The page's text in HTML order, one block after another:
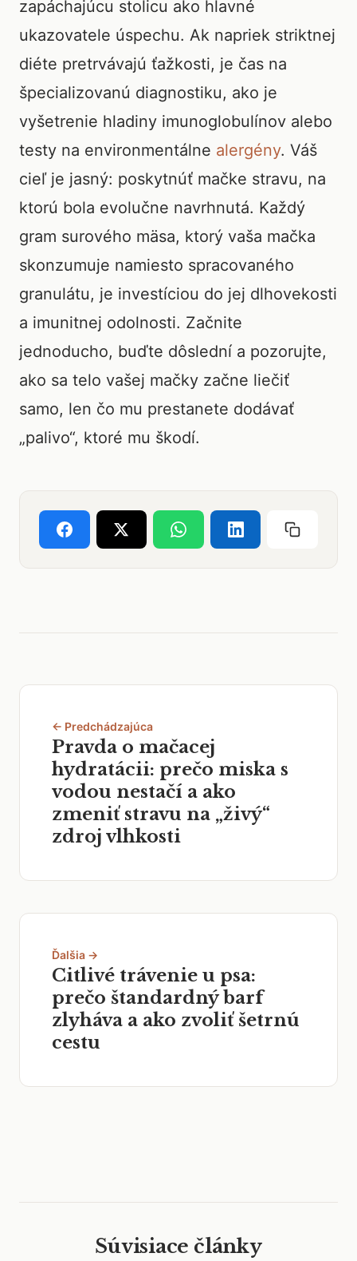
zapáchajúcu stolicu ako hlavné
ukazovatele úspechu. Ak napriek striktnej
diéte pretrvávajú ťažkosti, je čas na
špecializovanú diagnostiku, ako je
vyšetrenie hladiny imunoglobulínov alebo
testy na environmentálne alergény. Váš
cieľ je jasný: poskytnúť mačke stravu, na
ktorú bola evolučne navrhnutá. Každý
gram surového mäsa, ktorý vaša mačka
skonzumuje namiesto spracovaného
granulátu, je investíciou do jej dlhovekosti
a imunitnej odolnosti. Začnite
jednoducho, buďte dôslední a pozorujte,
ako sa telo vašej mačky začne liečiť
samo, len čo mu prestanete dodávať
„palivo“, ktoré mu škodí.
← Predchádzajúca
Pravda o mačacej
hydratácii: prečo miska s
vodou nestačí a ako
zmeniť stravu na „živý“
zdroj vlhkosti
Ďalšia →
Citlivé trávenie u psa:
prečo štandardný barf
zlyháva a ako zvoliť šetrnú
cestu
Súvisiace články